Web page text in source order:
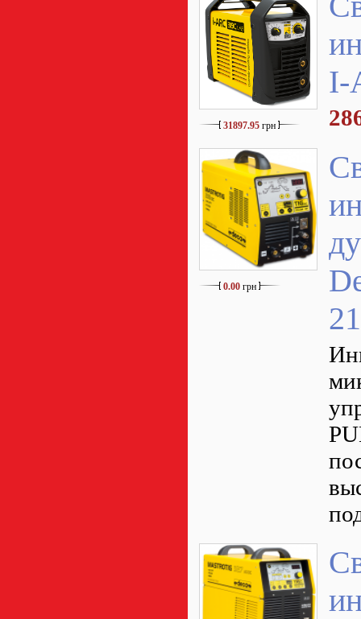
31897.95 грн
I-
0.00 грн